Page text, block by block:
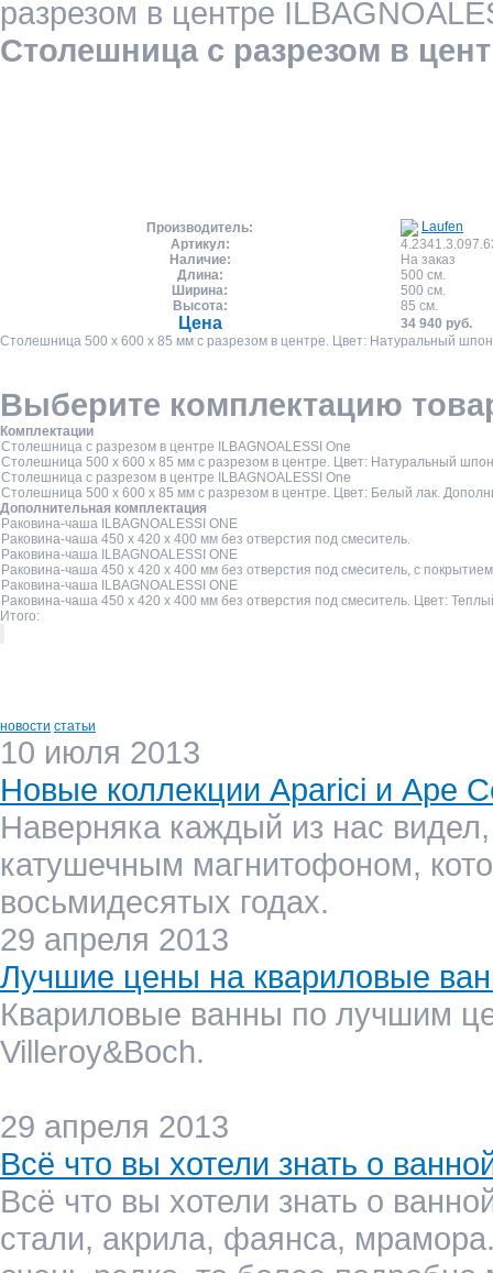
разрезом в центре
Столешница с разрезом в
Производитель:
Laufen
Артикул:
Наличие:
На заказ
Длина:
500 см.
Ширина:
500 см.
Высота:
85 см.
Цена 34 940 руб.
Столешница 500 x 600 x 85 мм с разрезом в центре. Цвет: Натуральный
Выберите комплектацию
Комплектации
Столешница с разрезом в центре ILBAGNOALESSI One
Столешница 500 x 600 x 85 мм с разрезом в центре. Цвет: Натуральный
Столешница с разрезом в центре ILBAGNOALESSI One
Столешница 500 x 600 x 85 мм с разрезом в центре. Цвет: Белый лак.
Дополнительная комплектация
Раковина-чаша ILBAGNOALESSI ONE
Раковина-чаша 450 x 420 x 400 мм без отверстия под смеситель.
Раковина-чаша ILBAGNOALESSI ONE
Раковина-чаша 450 x 420 x 400 мм без отверстия под смеситель, с
Раковина-чаша ILBAGNOALESSI ONE
Раковина-чаша 450 x 420 x 400 мм без отверстия под смеситель. Цвет:
Итого:
новости статьи
10 июля 2013
Новые коллекции Aparici и Ape
Наверняка каждый из нас
катушечным магнитофоном,
восьмидесятых годах.
29 апреля 2013
Лучшие цены на квариловые
Квариловые ванны по лучшим
Villeroy&Boch.
29 апреля 2013
Всё что вы хотели знать о
Всё что вы хотели знать о
стали, акрила, фаянса,